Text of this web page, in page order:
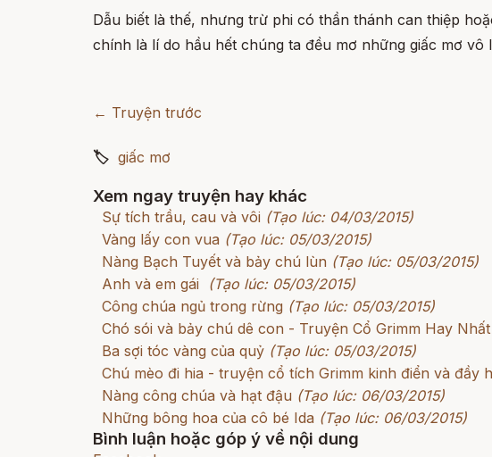
Dẫu biết là thế, nhưng trừ phi có thần thánh can thiệp
chính là lí do hầu hết chúng ta đều mơ những giấc mơ vô
← Truyện trước
🏷 giấc mơ
Xem ngay truyện hay khác
Sự tích trầu, cau và vôi (Tạo lúc: 04/03/2015)
Vàng lấy con vua (Tạo lúc: 05/03/2015)
Nàng Bạch Tuyết và bảy chú lùn (Tạo lúc: 05/03/2015)
Anh và em gái
(Tạo lúc: 05/03/2015)
Công chúa ngủ trong rừng (Tạo lúc: 05/03/2015)
Chó sói và bảy chú dê con - Truyện Cổ Grimm Hay
Ba sợi tóc vàng của quỷ (Tạo lúc: 05/03/2015)
Chú mèo đi hia - truyện cổ tích Grimm kinh điển và đầy
Nàng công chúa và hạt đậu (Tạo lúc: 06/03/2015)
Những bông hoa của cô bé Ida (Tạo lúc: 06/03/2015)
Bình luận hoặc góp ý về nội dung